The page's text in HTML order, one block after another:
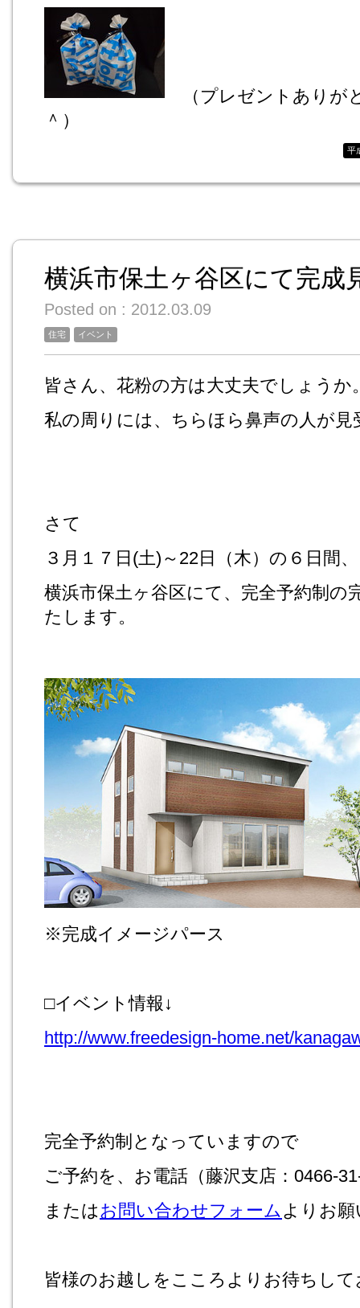
（プレゼントありが
＾）
平
横浜市保土ヶ谷区にて完成
Posted on : 2012.03.09
住宅 イベント
皆さん、花粉の方は大丈夫でしょうか
私の周りには、ちらほら鼻声の人が見
さて
３月１７日(土)～22日（木）の６日間、
横浜市保土ヶ谷区にて、完全予約制の
たします。
※完成イメージパース
□イベント情報↓
http://www.freedesign-home.net/
完全予約制となっていますので
ご予約を、お電話（藤沢支店：0466-
またはお問い合わせフォームよりお
皆様のお越しをこころよりお待ちし